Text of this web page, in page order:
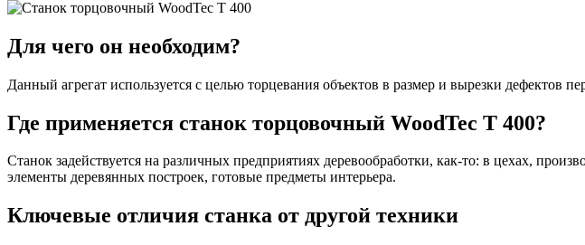
Для чего он необходим?
Данный агрегат используется с целью торцевания объектов в размер и вырезки дефектов
Где применяется станок торцовочный WoodTec T 400?
Станок задействуется на различных предприятиях деревообработки, как-то: в цехах,
элементы деревянных построек, готовые предметы интерьера.
Ключевые отличия станка от другой техники